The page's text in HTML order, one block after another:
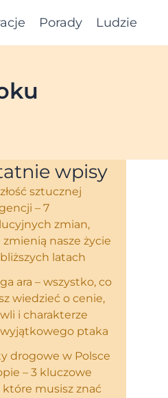
Porady Ludzie
wpisy
sztucznej
– 7
zmian,
nasze życie
latach
ara – wszystko, co
wiedzieć o cenie,
i charakterze
ptaka
drogowe w Polsce
– 3 kluczowe
które musisz znać